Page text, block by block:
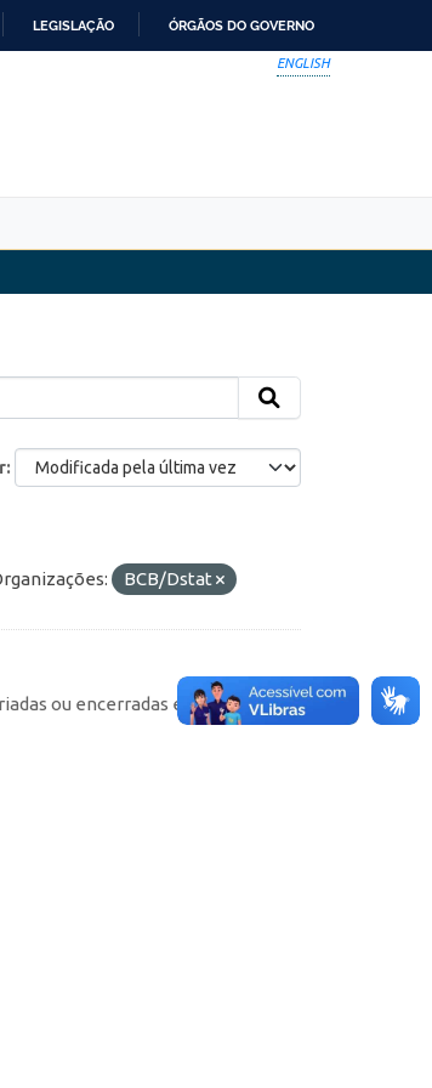
LEGISLAÇÃO ÓRGÃOS DO GOVERNO
ENGLISH
BCB/Dstat
ou encerradas em cada